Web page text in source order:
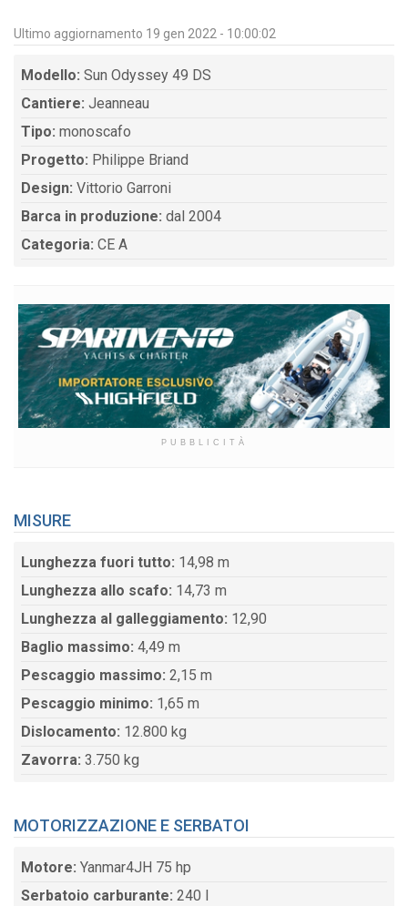
Ultimo aggiornamento 19 gen 2022 - 10:00:02
Modello: Sun Odyssey 49 DS
Cantiere: Jeanneau
Tipo: monoscafo
Progetto: Philippe Briand
Design: Vittorio Garroni
Barca in produzione: dal 2004
Categoria: CE A
PUBBLICITÀ
MISURE
Lunghezza fuori tutto: 14,98 m
Lunghezza allo scafo: 14,73 m
Lunghezza al galleggiamento: 12,90
Baglio massimo: 4,49 m
Pescaggio massimo: 2,15 m
Pescaggio minimo: 1,65 m
Dislocamento: 12.800 kg
Zavorra: 3.750 kg
MOTORIZZAZIONE E SERBATOI
Motore: Yanmar4JH 75 hp
Serbatoio carburante: 240 l